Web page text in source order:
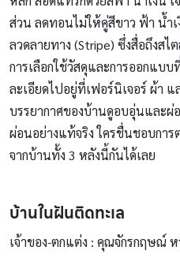
ส่วน ลดทอนไม่ให้คู่สีขาว ฟ้า น้ำ
ลวดลายทาง (Stripe) ซึ่งสื่อถึงสไ
การเลือกใช้วัสดุและการออกแบ
ละเอียดไปอยู่ที่เฟอร์นิเจอร์ ผ้า
บรรยากาศของบ้านดูอบอุ่นและผ่
ผ่อนอย่างแท้จริง ใครชื่นชอบกา
จากบ้านทั้ง 3 หลังนี้กันได้เลย
บ้านในฝันติดทะเล
เจ้าของ-ตกแต่ง : คุณจักรกฤษณ์